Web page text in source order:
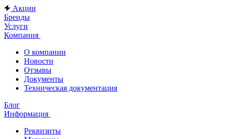
Акции
Бренды
Услуги
Компания
О компании
Новости
Отзывы
Документы
Техническая документация
Блог
Информация
Реквизиты